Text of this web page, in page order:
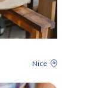
Nice